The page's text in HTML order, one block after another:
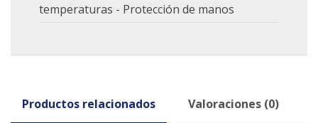
temperaturas - Protección de manos
Productos relacionados Valoraciones (0)